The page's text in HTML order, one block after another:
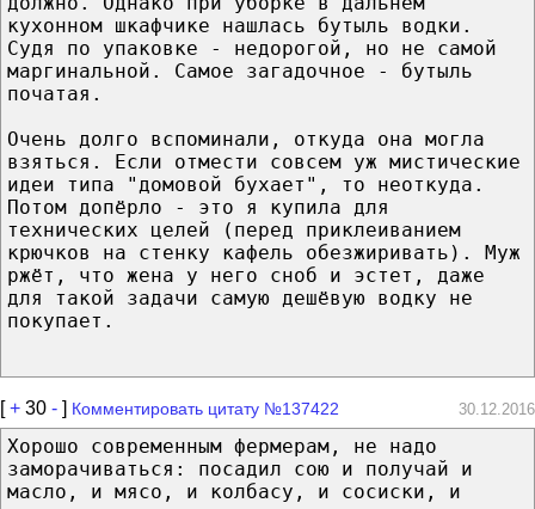
кухонном шкафчике нашлась бутыль водки.
Судя по упаковке - недорогой, но не самой
маргинальной. Самое загадочное - бутыль
початая.
Очень долго вспоминали, откуда она могла
взяться. Если отмести совсем уж мистические
идеи типа "домовой бухает", то неоткуда.
Потом допёрло - это я купила для
технических целей (перед приклеиванием
крючков на стенку кафель обезжиривать). Муж
ржёт, что жена у него сноб и эстет, даже
для такой задачи самую дешёвую водку не
покупает.
[+ 30 - ] Комментировать цитату №137422 30.12.2016
Хорошо современным фермерам, не надо
заморачиваться: посадил сою и получай и
масло, и мясо, и колбасу, и сосиски, и